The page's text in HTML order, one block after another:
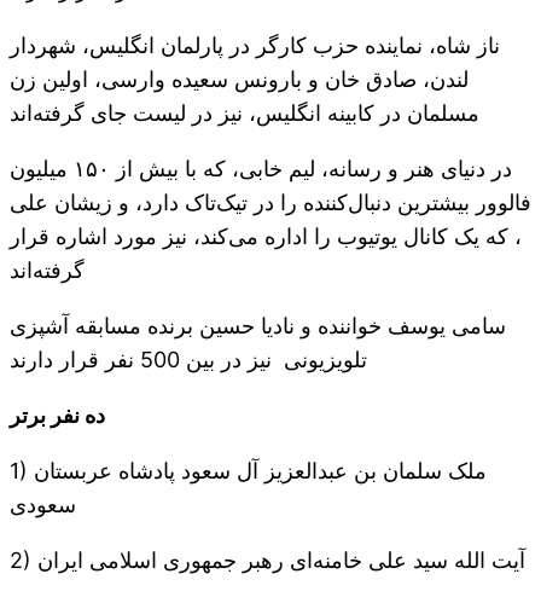
ناز شاه، نماینده حزب کارگر در پارلمان انگلیس، شهردار
لندن، صادق خان و بارونس سعیده وارسی، اولین زن
مسلمان در کابینه انگلیس، نیز در لیست جای گرفته‌اند
در دنیای هنر و رسانه، لیم خابی، که با بیش از ۱۵۰ میلیون
فالوور بیشترین دنبال‌کننده را در تیک‌تاک دارد، و زیشان علی
، که یک کانال یوتیوب را اداره می‌کند، نیز مورد اشاره قرار
گرفته‌اند
سامی یوسف خواننده و نادیا حسین برنده مسابقه آشپزی
تلویزیونی نیز در بین 500 نفر قرار دارند
ده نفر برتر
1) ملک سلمان بن عبدالعزیز آل سعود پادشاه عربستان
سعودی
2) آیت الله سید علی خامنه‌ای رهبر جمهوری اسلامی ایران